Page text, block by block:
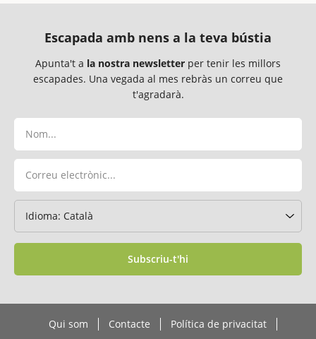
Escapada amb nens a la teva bústia
Apunta't a la nostra newsletter per tenir les millors
escapades. Una vegada al mes rebràs un correu que
t'agradarà.
Subscriu-t'hi
Qui som Contacte
Política de privacitat